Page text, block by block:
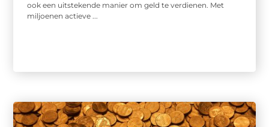
ook een uitstekende manier om geld te verdienen. Met
miljoenen actieve ...